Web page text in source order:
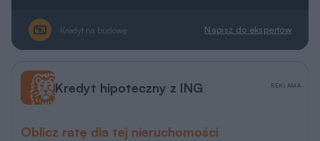
Kredyt na budowę Napisz do ekspertów
Kredyt hipoteczny z ING
Oblicz ratę dla tej nieruchomości
REKLAMA